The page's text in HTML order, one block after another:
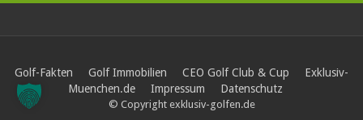
Golf-Fakten Golf Immobilien CEO Golf Club & Cup
Exklusiv-
Muenchen.de
Impressum Datenschutz
© Copyright exklusiv-golfen.de